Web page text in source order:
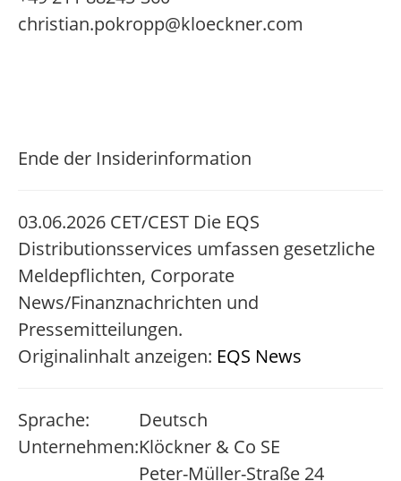
christian.pokropp@kloeckner.com
Ende der Insiderinformation
03.06.2026 CET/CEST Die EQS
Distributionsservices umfassen gesetzliche
Meldepflichten, Corporate
News/Finanznachrichten und
Pressemitteilungen.
Originalinhalt anzeigen: EQS News
Sprache:
Deutsch
Unternehmen:Klöckner & Co SE
Peter-Müller-Straße 24